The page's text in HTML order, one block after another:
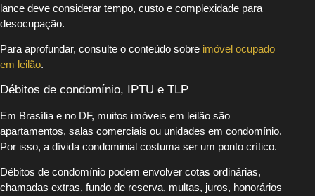
lance deve considerar tempo, custo e complexidade para
desocupação.
Para aprofundar, consulte o conteúdo sobre imóvel ocupado
em leilão.
Débitos de condomínio, IPTU e TLP
Em Brasília e no DF, muitos imóveis em leilão são
apartamentos, salas comerciais ou unidades em condomínio.
Por isso, a dívida condominial costuma ser um ponto crítico.
Débitos de condomínio podem envolver cotas ordinárias,
chamadas extras, fundo de reserva, multas, juros, honorários